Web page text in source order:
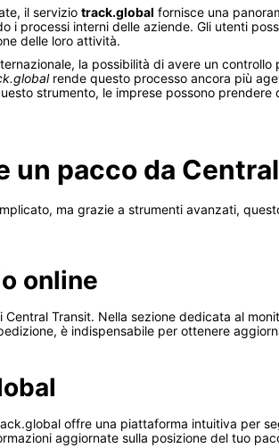
il servizio track.global fornisce una
i processi interni delle aziende. Gli utenti
delle loro attività.
la possibilità di avere un
rende questo processo ancora più
strumento, le imprese possono
un pacco da
ma grazie a strumenti avanzati,
online
Transit. Nella sezione dedicata al
è indispensabile per ottenere
offre una piattaforma intuitiva per
aggiornate sulla posizione del tuo